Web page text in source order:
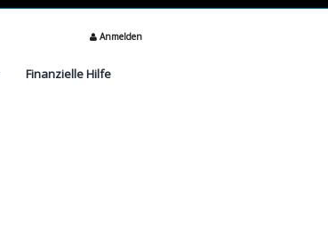
Anmelden
Finanzielle Hilfe